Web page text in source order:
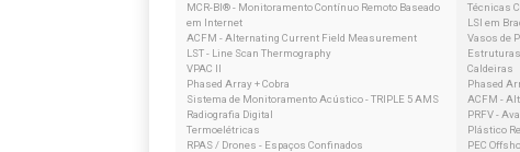
MCR-BI® - Monitoramento Contínuo Remoto Baseado
em Internet
ACFM - Alternating Current Field Measurement
LST - Line Scan Thermography
VPAC II
Phased Array + Cobra
Sistema de Monitoramento Acústico - TRIPLE 5 AMS
Radiografia Digital
Termoelétricas
RPAS / Drones - Espaços Confinados
Técnicas
LSI em
Vasos de
Estruturas
Caldeiras
Phased
ACFM -
PRFV -
Plástico
PEC